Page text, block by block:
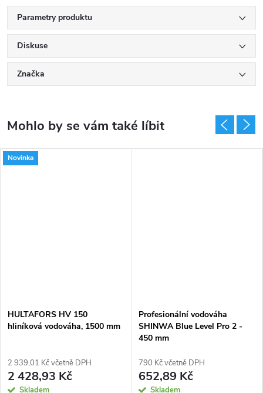
Parametry produktu
Diskuse
Značka
Novinka
HULTAFORS HV 150
hliníková vodováha, 1500 mm
2 939,01 Kč včetně DPH
2 428,93 Kč
Skladem
Profesionální vodováha
SHINWA Blue Level Pro 2 -
450 mm
790 Kč včetně DPH
652,89 Kč
Skladem